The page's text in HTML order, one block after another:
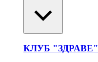
КЛУБ "ЗДРАВЕ"